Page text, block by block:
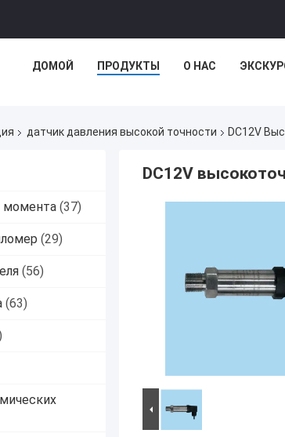
ДОМОЙ ПРОДУКТЫ О НАС
датчик давления высокой точности DC12V
(37)
(29)
(56)
(63)
DC12V